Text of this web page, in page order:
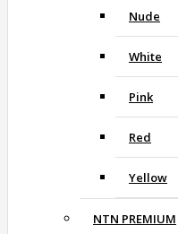
Nude
White
Pink
Red
Yellow
NTN PREMIUM